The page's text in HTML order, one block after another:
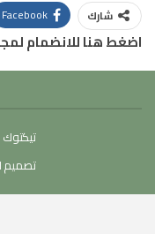
شارك Facebook
اضغط هنا للانضمام
تيكتوك
تصميم